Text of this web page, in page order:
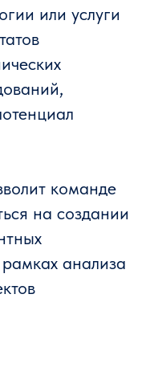
или услуги
команде
на создании
анализа